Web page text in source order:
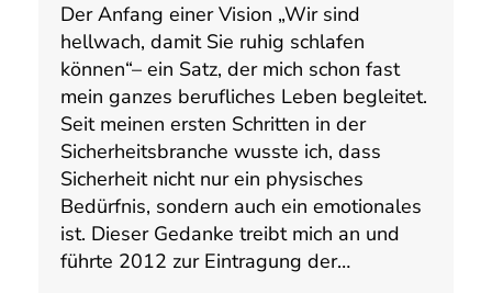
Der Anfang einer Vision „Wir sind
hellwach, damit Sie ruhig schlafen
können“– ein Satz, der mich schon fast
mein ganzes berufliches Leben begleitet.
Seit meinen ersten Schritten in der
Sicherheitsbranche wusste ich, dass
Sicherheit nicht nur ein physisches
Bedürfnis, sondern auch ein emotionales
ist. Dieser Gedanke treibt mich an und
führte 2012 zur Eintragung der…